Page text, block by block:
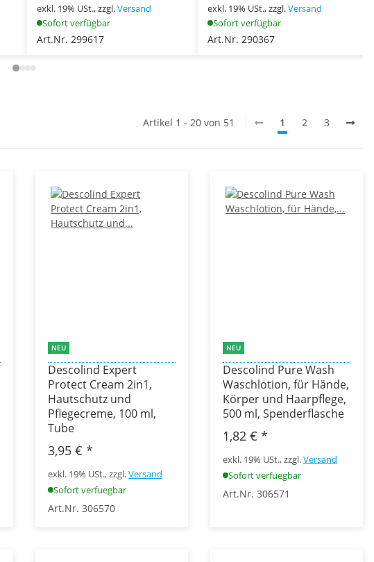
exkl. 19% USt., zzgl.Versand
Sofort verfügbar
Art.Nr. 299617
exkl. 19% USt., zzgl.Versand
Sofort verfügbar
Art.Nr. 290367
Artikel 1 - 20 von 51 1 2 3
NEU
Descolind Expert
Protect Cream 2in1,
Hautschutz und
Pflegecreme, 100 ml,
Tube
3,95 € *
exkl. 19% USt., zzgl.Versand
Sofort verfuegbar
Art.Nr. 306570
NEU
Descolind Pure Wash
Waschlotion, für Hände,
Körper und Haarpflege,
500 ml, Spenderflasche
1,82 € *
exkl. 19% USt., zzgl.Versand
Sofort verfuegbar
Art.Nr. 306571